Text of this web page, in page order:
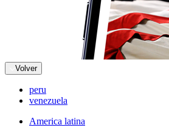
Volver
peru
venezuela
America latina